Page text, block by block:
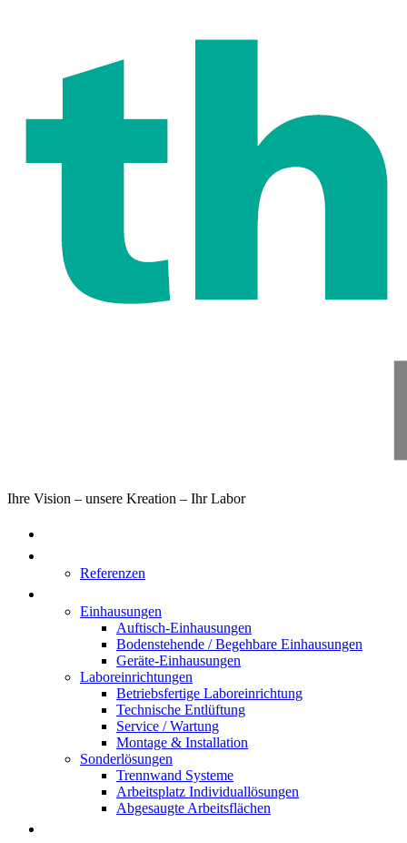
Ihre Vision – unsere Kreation – Ihr Labor
Referenzen
Einhausungen
Auftisch-Einhausungen
Bodenstehende / Begehbare Einhausungen
Geräte-Einhausungen
Laboreinrichtungen
Betriebsfertige Laboreinrichtung
Technische Entlüftung
Service / Wartung
Montage & Installation
Sonderlösungen
Trennwand Systeme
Arbeitsplatz Individuallösungen
Abgesaugte Arbeitsflächen